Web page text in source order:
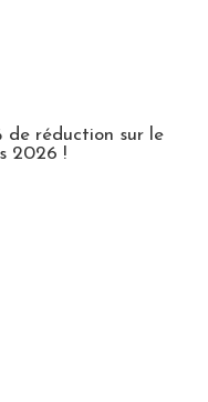
de réduction sur le
2026 !